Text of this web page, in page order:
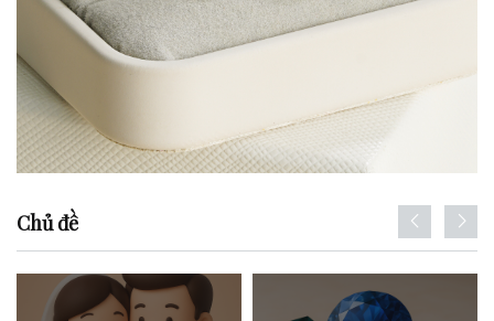
Chủ đề